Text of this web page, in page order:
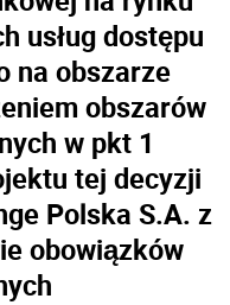
usług dostępu
na obszarze
obszarów
w pkt 1
tej decyzji
Polska S.A. z
obowiązków